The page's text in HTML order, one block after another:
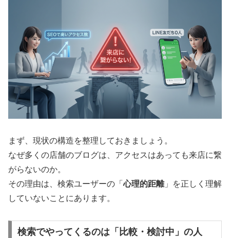
まず、現状の構造を整理しておきましょう。
なぜ多くの店舗のブログは、アクセスはあっても来店に繋
がらないのか。
その理由は、検索ユーザーの「心理的距離」を正しく理解
していないことにあります。
検索でやってくるのは「比較・検討中」の人